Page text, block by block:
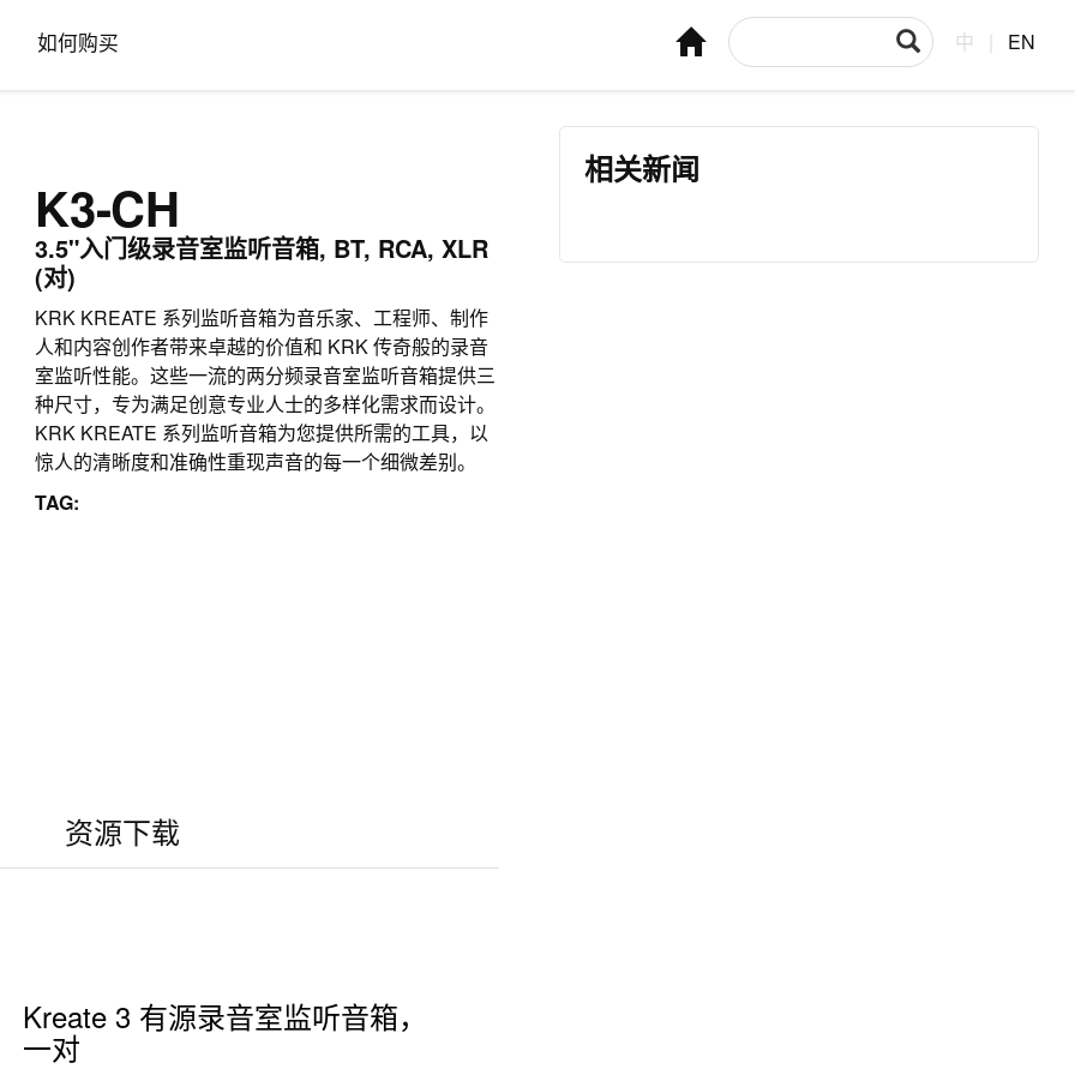
如何购买 中 EN
K3-CH
3.5"入门级录音室监听音箱, BT, RCA, XLR
(对)
KRK KREATE 系列监听音箱为音乐家、工程师、制作
人和内容创作者带来卓越的价值和 KRK 传奇般的录音
室监听性能。这些一流的两分频录音室监听音箱提供三
种尺寸，专为满足创意专业人士的多样化需求而设计。
KRK KREATE 系列监听音箱为您提供所需的工具，以
惊人的清晰度和准确性重现声音的每一个细微差别。
TAG:
资源下载
Kreate 3 有源录音室监听音箱，
一对
相关新闻